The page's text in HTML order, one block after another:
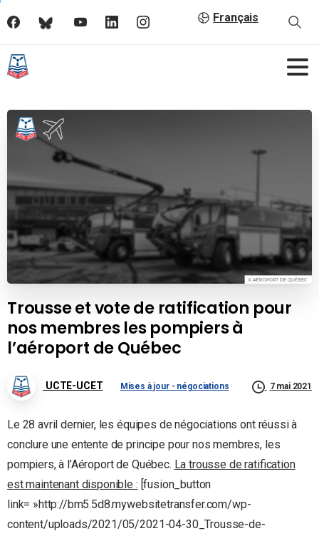
Français
Trousse et vote de ratification pour
nos membres les pompiers à
l’aéroport de Québec
UCTE-UCET Mises à jour - négociations 7 mai 2021
Le 28 avril dernier, les équipes de négociations ont réussi à
conclure une entente de principe pour nos membres, les
pompiers, à l’Aéroport de Québec. La trousse de ratification
est maintenant disponible : [fusion_button
link= »http://bm5.5d8.mywebsitetransfer.com/wp-
content/uploads/2021/05/2021-04-30_Trousse-de-